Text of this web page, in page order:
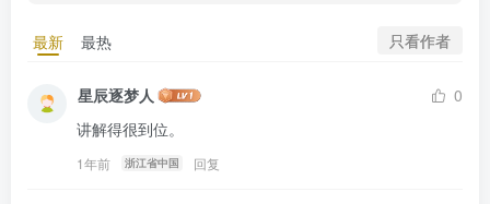
最新 最热 只看作者
星辰逐梦人
0
讲解得很到位。
1年前 浙江省中国 回复